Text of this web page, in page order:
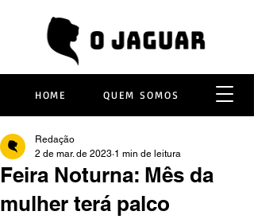
HOME QUEM SOMOS
Feira Noturna: Mês da
mulher terá palco
Redação
2 de mar. de 2023 1 min de leitura